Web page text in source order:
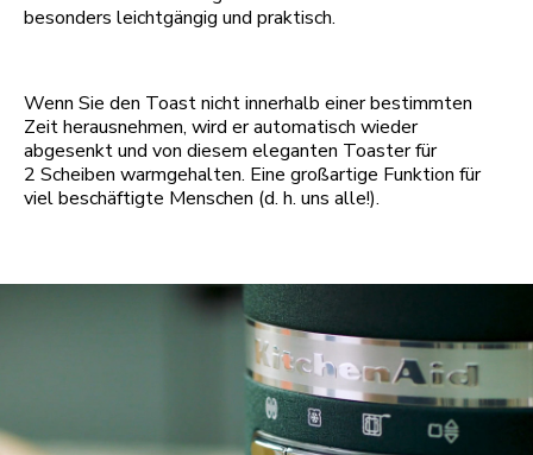
besonders leichtgängig und praktisch.
Wenn Sie den Toast nicht innerhalb einer bestimmten
Zeit herausnehmen, wird er automatisch wieder
abgesenkt und von diesem eleganten Toaster für
2 Scheiben warmgehalten. Eine großartige Funktion für
viel beschäftigte Menschen (d. h. uns alle!).